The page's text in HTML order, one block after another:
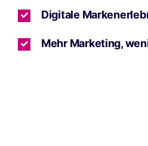
Digitale
Mehr Marketing,